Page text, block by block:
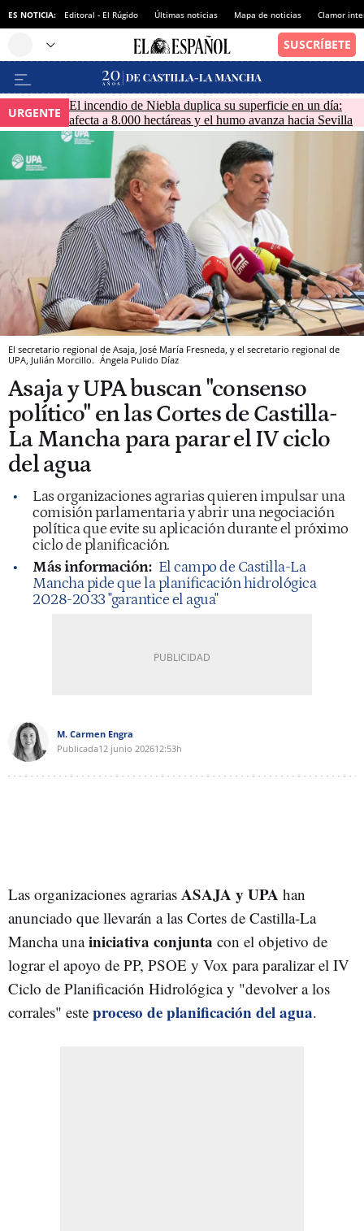
ES NOTICIA: Editoral - El Rúgido Últimas noticias Mapa de noticias Clamor
URGENTE
El incendio de Niebla duplica su superficie en un día:
afecta a 8.000 hectáreas y el humo avanza hacia Sevilla
El secretario regional de Asaja, José María Fresneda, y el secretario regional de
UPA, Julián Morcillo. Ángela Pulido Díaz
Asaja y UPA buscan "consenso
político" en las Cortes de Castilla-
La Mancha para parar el IV ciclo
del agua
Las organizaciones agrarias quieren impulsar una
comisión parlamentaria y abrir una negociación
política que evite su aplicación durante el próximo
ciclo de planificación.
Más información: El campo de Castilla-La
Mancha pide que la planificación hidrológica
2028-2033 "garantice el agua"
M. Carmen Engra
Publicada12 junio 202612:53h
Las organizaciones agrarias ASAJA y UPA han
anunciado que llevarán a las Cortes de Castilla-La
Mancha unainiciativa conjunta con el objetivo de
lograr el apoyo de PP, PSOE y Vox para paralizar el IV
Ciclo de Planificación Hidrológica y "devolver a los
corrales" este proceso de planificación del agua.